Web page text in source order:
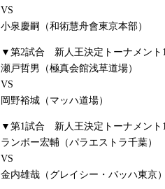
VS
小泉慶嗣（和術慧舟會東京本部）
▼第2試合 新人王決定トーナメン
瀬戸哲男（極真会館浅草道場）
VS
岡野裕城（マッハ道場）
▼第1試合 新人王決定トーナメン
ランボー宏輔（パラエストラ千葉）
VS
金内雄哉（グレイシー・バッハ東京